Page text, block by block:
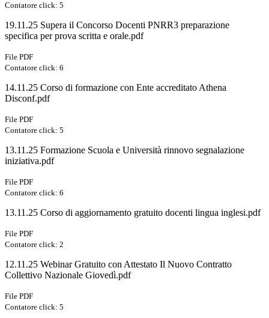
Contatore click: 5
19.11.25 Supera il Concorso Docenti PNRR3 preparazione
specifica per prova scritta e orale.pdf
File PDF
Contatore click: 6
14.11.25 Corso di formazione con Ente accreditato Athena
Disconf.pdf
File PDF
Contatore click: 5
13.11.25 Formazione Scuola e Università rinnovo segnalazione
iniziativa.pdf
File PDF
Contatore click: 6
13.11.25 Corso di aggiornamento gratuito docenti lingua inglesi.pdf
File PDF
Contatore click: 2
12.11.25 Webinar Gratuito con Attestato Il Nuovo Contratto
Collettivo Nazionale Giovedì.pdf
File PDF
Contatore click: 5